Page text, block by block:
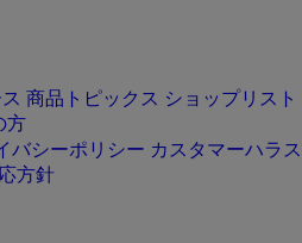
商品トピックス ショップリスト
方
バシーポリシー カスタマーハラス
方針